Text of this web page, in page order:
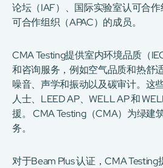
论坛（IAF）、国际实验室认可合
可合作组织（APAC）的成员。
CMA Testing提供室内环境品质（
和咨询服务，例如空气品质和热舒
噪音、声学和振动以及碳审计。这
人士、LEED AP、WELL AP 和
援。 CMA Testing（CMA）为绿建
务。
对于Beam Plus 认证，CMA